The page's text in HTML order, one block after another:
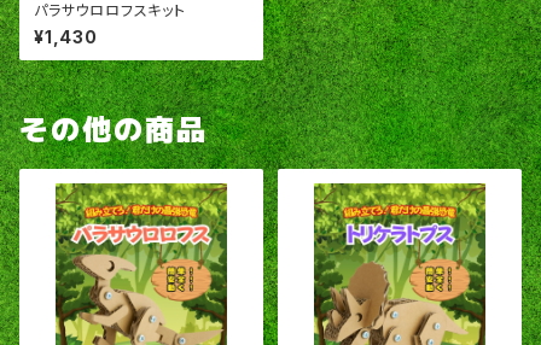
パラサウロロフスキット
¥1,430
その他の商品